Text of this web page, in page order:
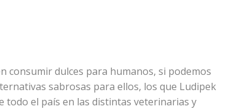
consumir dulces para humanos, si podemos
sabrosas para ellos, los que Ludipek
el país en las distintas veterinarias y